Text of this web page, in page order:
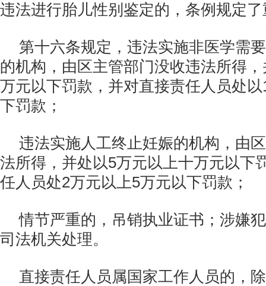
违法进行胎儿性别鉴定的，条例规定
第十六条规定，违法实施非医学需
的机构，由区主管部门没收违法所得
万元以下罚款，并对直接责任人员处
下罚款；
违法实施人工终止妊娠的机构，由
法所得，并处以5万元以上十万元以下
任人员处2万元以上5万元以下罚款；
情节严重的，吊销执业证书；涉嫌
司法机关处理。
直接责任人员属国家工作人员的，